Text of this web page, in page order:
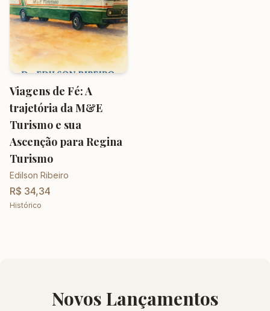
Viagens de Fé: A
trajetória da M&E
Turismo e sua
Ascenção para Regina
Turismo
Edilson Ribeiro
R$ 34,34
Histórico
Novos Lançamentos